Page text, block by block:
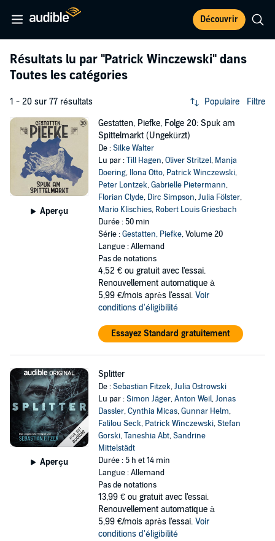
Découvrir
Résultats lu par "Patrick Winczewski" dans
Toutes les catégories
1 - 20 sur 77 résultats Populaire Filtre
Aperçu
Gestatten, Piefke, Folge 20: Spuk am
Spittelmarkt (Ungekürzt)
De :Silke Walter
Lu par :Till Hagen,Oliver Stritzel, Manja
Doering, Ilona Otto, Patrick Winczewski,
Peter Lontzek,Gabrielle Pietermann,
Florian Clyde, Dirc Simpson,Julia Fölster,
Mario Klischies, Robert Louis Griesbach
Durée : 50 min
Série :Gestatten, Piefke, Volume 20
Langue : Allemand
Pas de notations
4,52 € ou gratuit avec l'essai.
Renouvellement automatique à
5,99 €/mois après l'essai. Voir
conditions d'éligibilité
Essayez Standard gratuitement
Aperçu
Splitter
De :Sebastian Fitzek,Julia Ostrowski
Lu par :Simon Jäger,Anton Weil,Jonas
Dassler,Cynthia Micas,Gunnar Helm,
Falilou Seck, Patrick Winczewski,Stefan
Gorski,Taneshia Abt,Sandrine
Mittelstädt
Durée : 5 h et 14 min
Langue : Allemand
Pas de notations
13,99 € ou gratuit avec l'essai.
Renouvellement automatique à
5,99 €/mois après l'essai. Voir
conditions d'éligibilité